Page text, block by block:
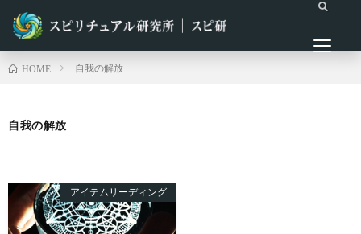
HOME 自我の解放
自我の解放
アイテムリーディング